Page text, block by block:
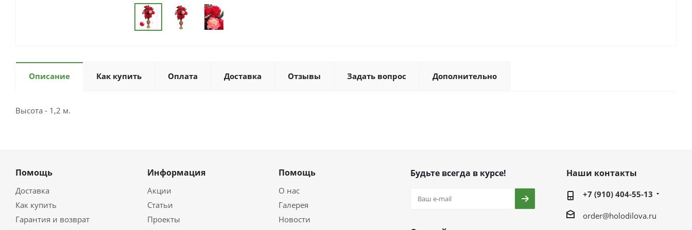
Описание Как купить Оплата Доставка Отзывы Задать вопрос Дополнительно
Высота - 1,2 м.
Помощь
Доставка
Как купить
Гарантия и возврат
Информация
Акции
Статьи
Проекты
Помощь
О нас
Галерея
Новости
Будьте всегда в курсе! Наши контакты
+7 (910) 404-55-13
order@holodilova.ru